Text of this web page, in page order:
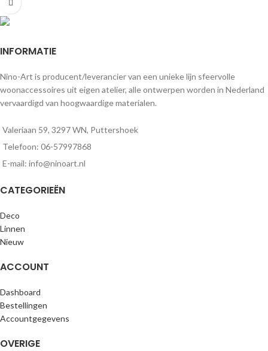
INFORMATIE
Nino-Art is producent/leverancier van een unieke lijn sfeervolle
woonaccessoires uit eigen atelier, alle ontwerpen worden in Nederland
vervaardigd van hoogwaardige materialen.
Valeriaan 59, 3297 WN, Puttershoek
Telefoon: 06-57997868
E-mail: info@ninoart.nl
CATEGORIEËN
Deco
Linnen
Nieuw
ACCOUNT
Dashboard
Bestellingen
Accountgegevens
OVERIGE